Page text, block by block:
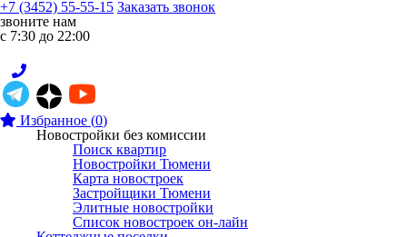
+7 (3452) 55-55-15 Заказать звонок
звоните нам
с 7:30 до 22:00
Избранное (0)
Новостройки без комиссии
Поиск квартир
Новостройки Тюмени
Карта новостроек
Застройщики Тюмени
Элитные новостройки
Список новостроек он-лайн